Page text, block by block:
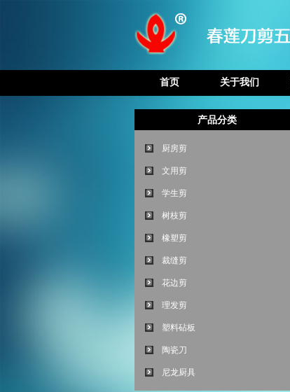
首页 关于我们
产品分类
厨房剪
文用剪
学生剪
树枝剪
橡塑剪
裁缝剪
花边剪
理发剪
塑料砧板
陶瓷刀
尼龙厨具